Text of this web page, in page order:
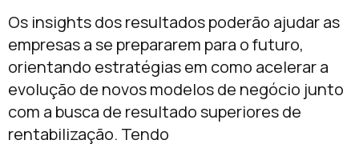
Os insights dos resultados poderão ajudar as
empresas a se prepararem para o futuro,
orientando estratégias em como acelerar a
evolução de novos modelos de negócio junto
com a busca de resultado superiores de
rentabilização. Tendo